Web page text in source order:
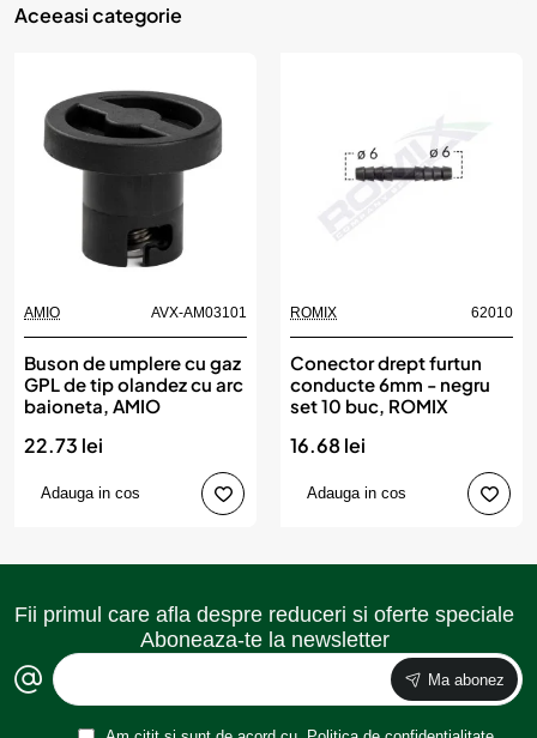
Aceeasi categorie
AMIO AVX-AM03101
Buson de umplere cu gaz
GPL de tip olandez cu arc
baioneta, AMIO
22.73 lei
Adauga in cos
ROMIX 62010
Conector drept furtun
conducte 6mm - negru
set 10 buc, ROMIX
16.68 lei
Adauga in cos
Fii primul care afla despre reduceri si oferte speciale
Aboneaza-te la newsletter
Ma abonez